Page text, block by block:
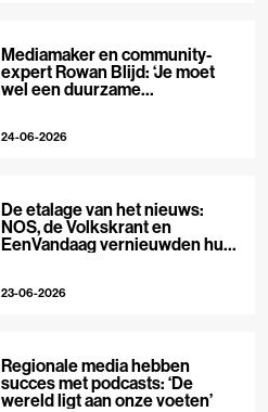
Mediamaker en community-
expert Rowan Blijd: ‘Je moet
wel een duurzame
24-06-2026
De etalage van het nieuws:
NOS, de Volkskrant en
EenVandaag vernieuwden hun
23-06-2026
Regionale media hebben
succes met podcasts: ‘De
wereld ligt aan onze voeten’